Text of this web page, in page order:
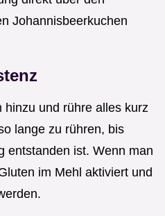
Johannisbeerkuchen
und rühre alles kurz
lange zu rühren, bis
entstanden ist. Wenn man
im Mehl aktiviert und